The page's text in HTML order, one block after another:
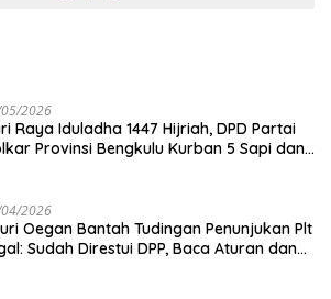
2026
Raya Iduladha 1447 Hijriah, DPD Partai
Provinsi Bengkulu Kurban 5 Sapi dan 1
2026
Oegan Bantah Tudingan Penunjukan Plt
Sudah Direstui DPP, Baca Aturan dan